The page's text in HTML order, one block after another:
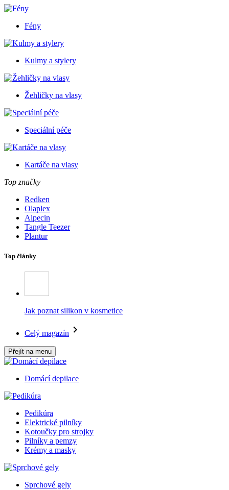
Fény
Kulmy a stylery
Žehličky na vlasy
Speciální péče
Kartáče na vlasy
Top značky
Redken
Olaplex
Alpecin
Tangle Teezer
Plantur
Top články
Jak poznat silikon v kosmetice
Celý magazín
Přejít na menu
Domácí depilace
Pedikúra
Elektrické pilníky
Kotoučky pro strojky
Pilníky a pemzy
Krémy a masky
Sprchové gely